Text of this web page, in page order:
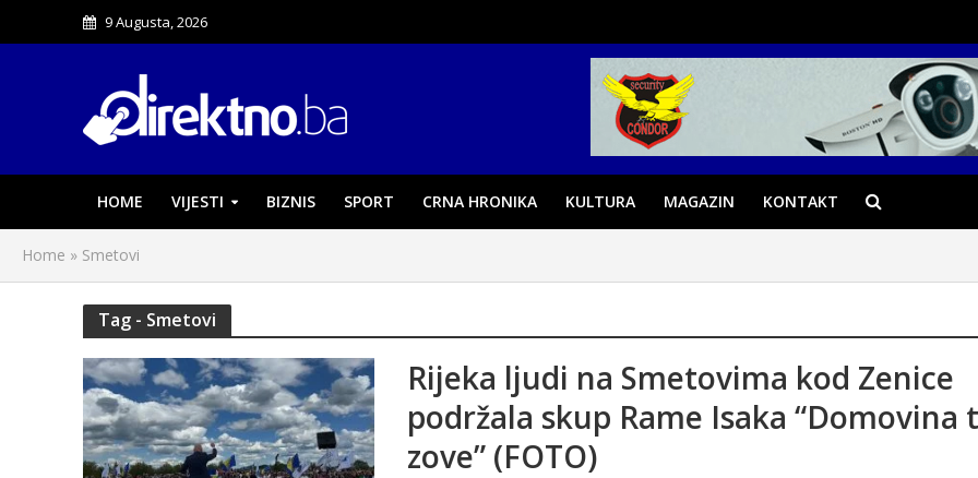
9 Augusta, 2026
HOME VIJESTI BIZNIS SPORT CRNA HRONIKA KULTURA MAGAZIN KONTAKT
Home » Smetovi
Tag - Smetovi
Rijeka ljudi na Smetovima kod Zenice
podržala skup Rame Isaka “Domovina
zove” (FOTO)